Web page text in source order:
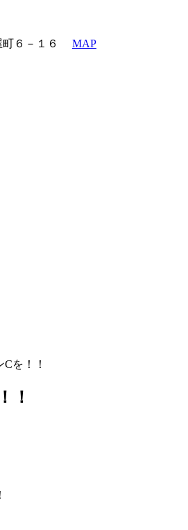
町６－１６ MAP
を！！
！